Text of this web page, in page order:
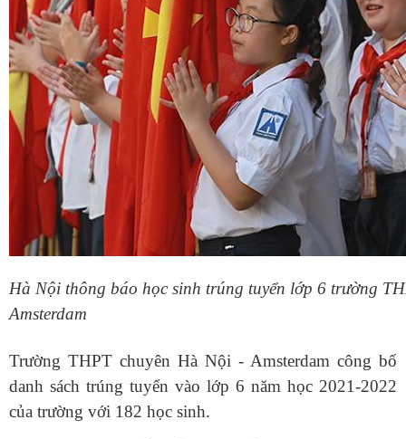
Hà Nội thông báo học sinh trúng tuyển lớp 6 trường
Amsterdam
Trường THPT chuyên Hà Nội - Amsterdam công bố
danh sách trúng tuyển vào lớp 6 năm học 2021-2022
của trường với 182 học sinh.